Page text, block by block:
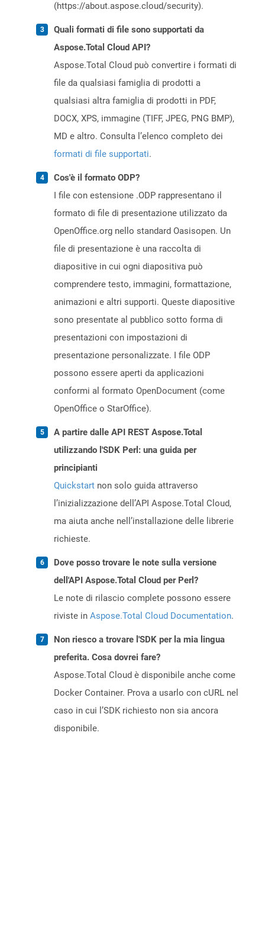
(https://about.aspose.cloud/security).
Quali formati di file sono supportati da
Aspose.Total Cloud API?
Aspose.Total Cloud può convertire i formati di
file da qualsiasi famiglia di prodotti a
qualsiasi altra famiglia di prodotti in PDF,
DOCX, XPS, immagine (TIFF, JPEG, PNG BMP),
MD e altro. Consulta l’elenco completo dei
formati di file supportati.
Cos'è il formato ODP?
I file con estensione .ODP rappresentano il
formato di file di presentazione utilizzato da
OpenOffice.org nello standard Oasisopen. Un
file di presentazione è una raccolta di
diapositive in cui ogni diapositiva può
comprendere testo, immagini, formattazione,
animazioni e altri supporti. Queste diapositive
sono presentate al pubblico sotto forma di
presentazioni con impostazioni di
presentazione personalizzate. I file ODP
possono essere aperti da applicazioni
conformi al formato OpenDocument (come
OpenOffice o StarOffice).
A partire dalle API REST Aspose.Total
utilizzando l'SDK Perl: una guida per
principianti
Quickstart non solo guida attraverso
l’inizializzazione dell’API Aspose.Total Cloud,
ma aiuta anche nell’installazione delle librerie
richieste.
Dove posso trovare le note sulla versione
dell'API Aspose.Total Cloud per Perl?
Le note di rilascio complete possono essere
riviste in Aspose.Total Cloud Documentation.
Non riesco a trovare l'SDK per la mia lingua
preferita. Cosa dovrei fare?
Aspose.Total Cloud è disponibile anche come
Docker Container. Prova a usarlo con cURL nel
caso in cui l’SDK richiesto non sia ancora
disponibile.